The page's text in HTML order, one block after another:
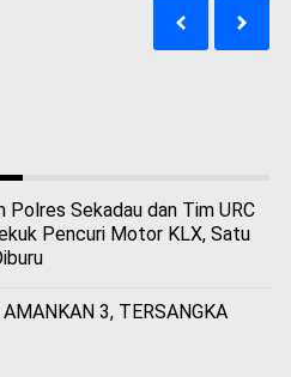
Polres Sekadau dan Tim URC
Pencuri Motor KLX, Satu
3, TERSANGKA